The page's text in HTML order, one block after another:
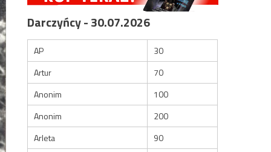
Darczyńcy - 30.07.2026
AP
30
Artur
70
Anonim
100
Anonim
200
Arleta
90